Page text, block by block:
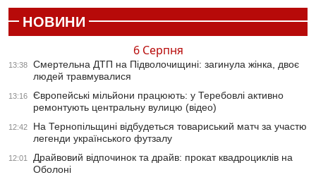
НОВИНИ
6 Серпня
13:38
Смертельна ДТП на Підволочищині: загинула жінка, двоє
людей травмувалися
13:16
Європейські мільйони працюють: у Теребовлі активно
ремонтують центральну вулицю (відео)
12:42
На Тернопільщині відбудеться товариський матч за участю
легенди українського футзалу
12:01
Драйвовий відпочинок та драйв: прокат квадроциклів на
Оболоні